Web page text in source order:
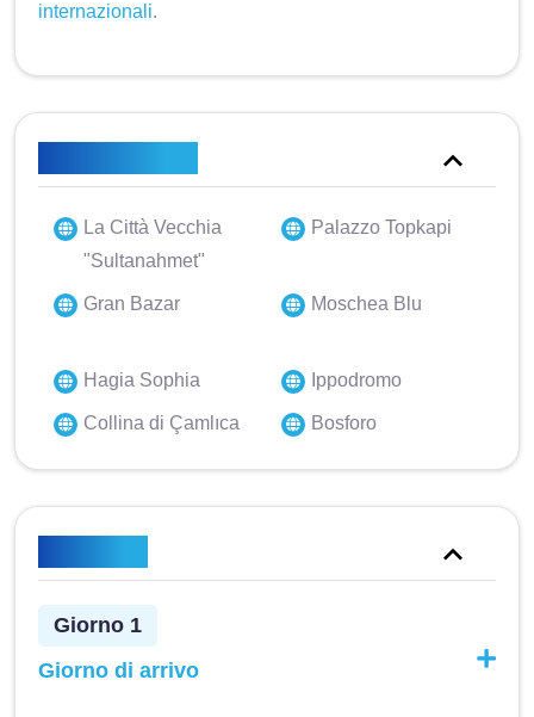
internazionali.
La Città Vecchia
"Sultanahmet"
Palazzo Topkapi
Gran Bazar Moschea Blu
Hagia Sophia Ippodromo
Collina di Çamlıca Bosforo
Giorno 1
Giorno di arrivo